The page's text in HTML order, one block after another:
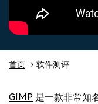
首页 软件测评
GIMP 是一款非常知